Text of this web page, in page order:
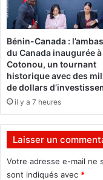
é
s
r
n
a
M
a
ï
a
e
t
e
Bénin-Canada :
du Canada inaugurée à
Cotonou, un tournant
historique avec des
de dollars
il y a 7 heures
Laisser un
Votre adresse e-mail ne
sont indiqués avec *